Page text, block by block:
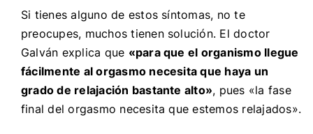
Si tienes alguno de estos síntomas, no te
preocupes, muchos tienen solución. El doctor
Galván explica que «para que el organismo llegue
fácilmente al orgasmo necesita que haya un
grado de relajación bastante alto», pues «la fase
final del orgasmo necesita que estemos relajados».